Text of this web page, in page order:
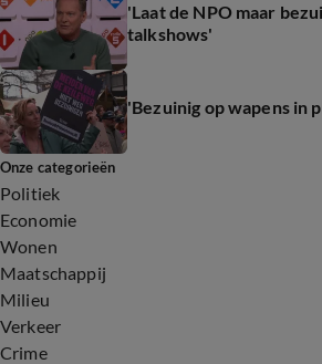
'Laat de NPO maar
talkshows'
'Bezuinig op wapens in
Onze categorieën
Politiek
Economie
Wonen
Maatschappij
Milieu
Verkeer
Crime